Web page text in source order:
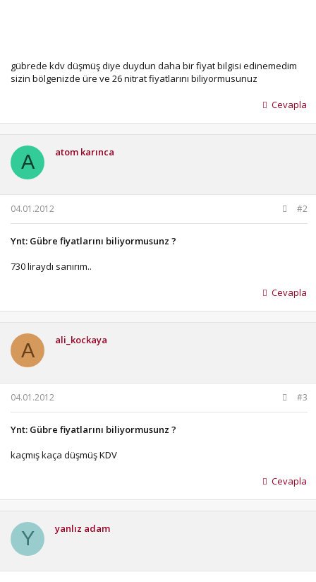
gübrede kdv düşmüş diye duydun daha bir fiyat bilgisi edinemedim
sizin bölgenizde üre ve 26 nitrat fiyatlarını biliyormusunuz
Cevapla
A atom karınca
04.01.2012 #2
Ynt: Gübre fiyatlarını biliyormusunz ?
730 liraydı sanırım..
Cevapla
A ali_kockaya
04.01.2012 #3
Ynt: Gübre fiyatlarını biliyormusunz ?
kaçmış kaça düşmüş KDV
Cevapla
Y yanlız adam